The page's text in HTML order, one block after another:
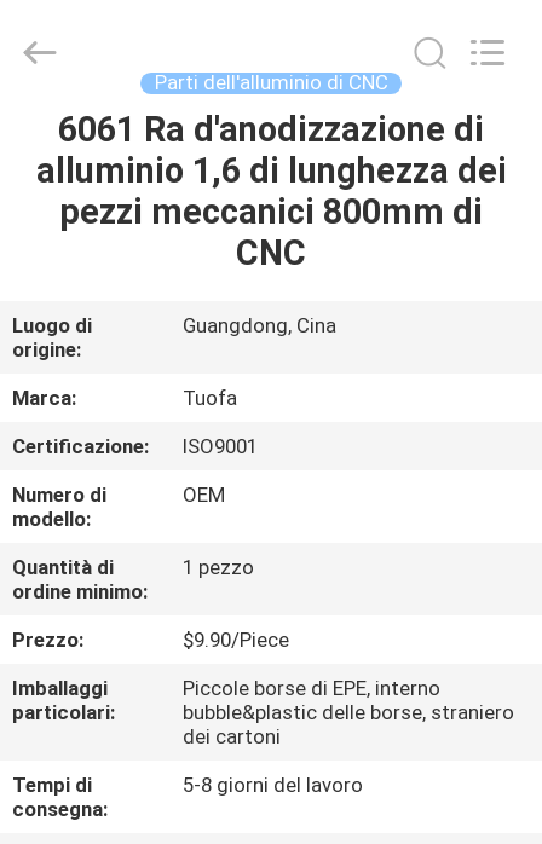
CASA.
PRODOTTI
DI
NOI
VISITA
ALLA
FABBRICA
CONTROLLO
DELLA
QUALITÀ
Technology
Parti dell'alluminio di CNC
6061 Ra d'anodizzazione di
alluminio 1,6 di lunghezza dei
pezzi meccanici 800mm di
CNC
Luogo di
origine:
Guangdong, Cina
Marca:
Tuofa
Certificazione:
ISO9001
Numero di
modello:
OEM
Quantità di
ordine minimo:
1 pezzo
Prezzo:
$9.90/Piece
Imballaggi
particolari:
Piccole borse di EPE, interno
bubble&plastic delle borse, straniero
dei cartoni
Tempi di
consegna:
5-8 giorni del lavoro